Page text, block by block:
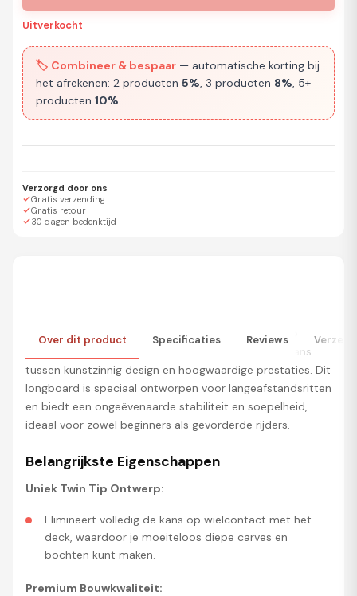
Uitverkocht
🏷️ Combineer & bespaar — automatische korting bij
het afrekenen: 2 producten 5%, 3 producten 8%, 5+
producten 10%.
Verzorgd door ons
Gratis verzending
Gratis retour
30 dagen bedenktijd
Over dit product Specificaties Reviews
Stap aan boord van de
Osprey Eagle 42” Twin Tip
en ervaar de perfecte balans
tussen kunstzinnig design en hoogwaardige prestaties. Dit
longboard is speciaal ontworpen voor langeafstandsritten
en biedt een ongeëvenaarde stabiliteit en soepelheid,
ideaal voor zowel beginners als gevorderde rijders.
Belangrijkste Eigenschappen
Uniek Twin Tip Ontwerp:
Elimineert volledig de kans op wielcontact met het
deck, waardoor je moeiteloos diepe carves en
bochten kunt maken.
Premium Bouwkwaliteit: